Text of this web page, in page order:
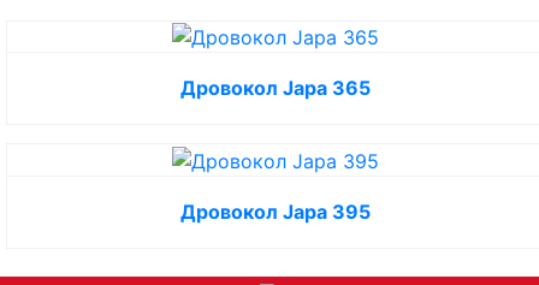
Дровокол Japa 365
Дровокол Japa 395